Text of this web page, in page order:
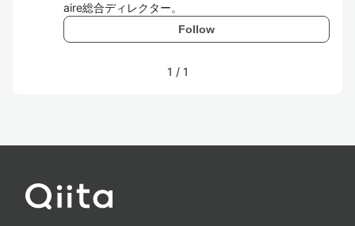
aire総合ディレクター。
Follow
1 / 1